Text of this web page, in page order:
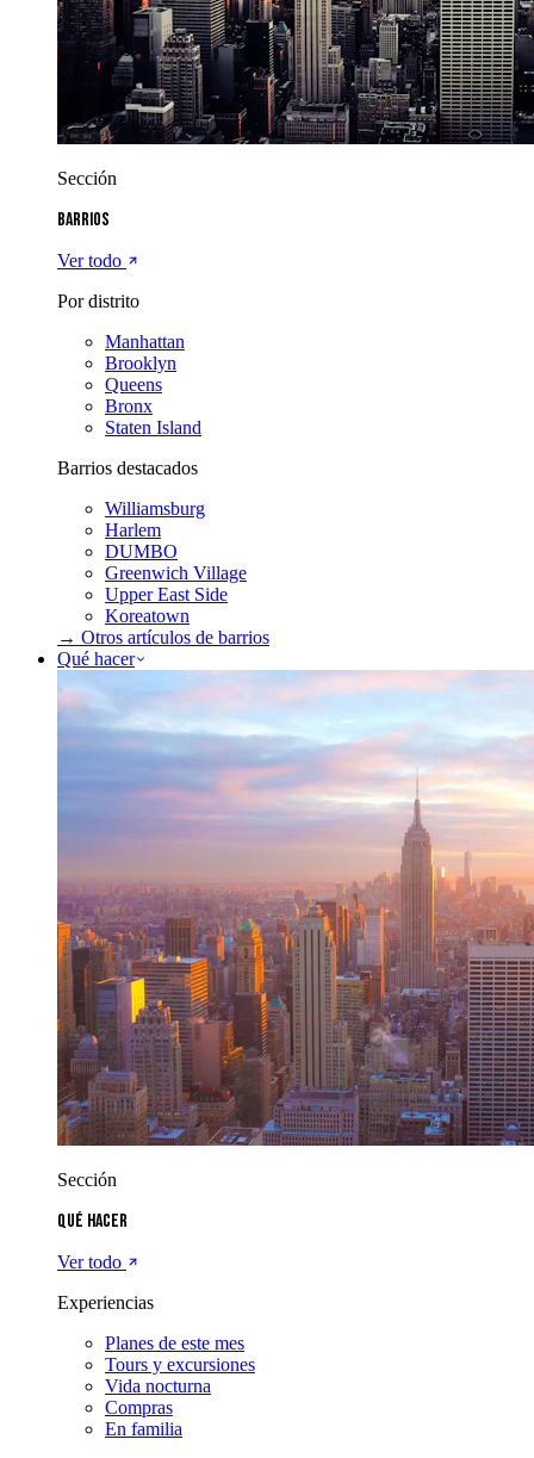
Sección
Barrios
Ver todo
Por distrito
Manhattan
Brooklyn
Queens
Bronx
Staten Island
Barrios destacados
Williamsburg
Harlem
DUMBO
Greenwich Village
Upper East Side
Koreatown
→ Otros artículos de barrios
Qué hacer
Sección
Qué hacer
Ver todo
Experiencias
Planes de este mes
Tours y excursiones
Vida nocturna
Compras
En familia